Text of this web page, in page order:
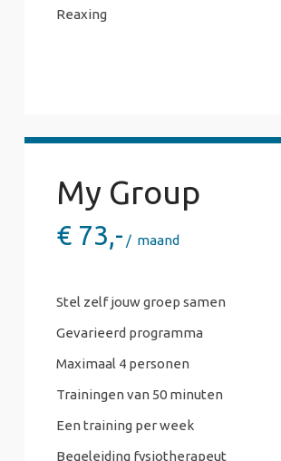
Reaxing
My Group
€73,- maand
Stel zelf jouw groep samen
Gevarieerd programma
Maximaal 4 personen
Trainingen van 50 minuten
Een training per week
Begeleiding fysiotherapeut